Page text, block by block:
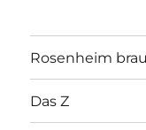
Rosenheim
Das Z